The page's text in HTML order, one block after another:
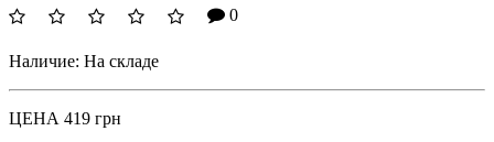
0
Наличие: На складе
ЦЕНА 419 грн